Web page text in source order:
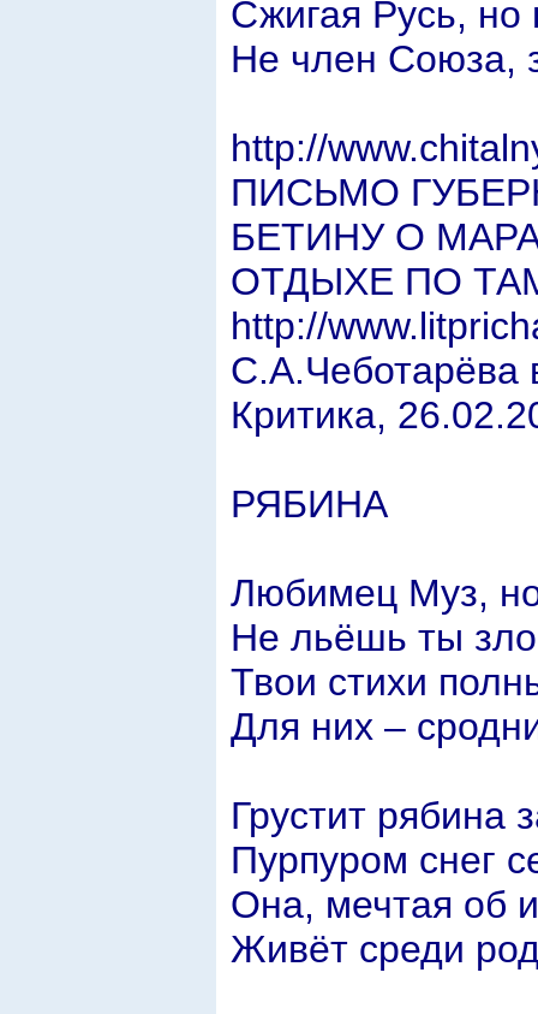
Сжигая Русь, но
Не член Союза,
http://
ПИСЬМО
БЕТИНУ О
ОТДЫХЕ ПО
http://
С.А.Чеботарёва
Критика,
РЯБИНА
Любимец Муз,
Не льёшь ты
Твои стихи
Для них –
Грустит рябина
Пурпуром снег
Она, мечтая об
Живёт среди